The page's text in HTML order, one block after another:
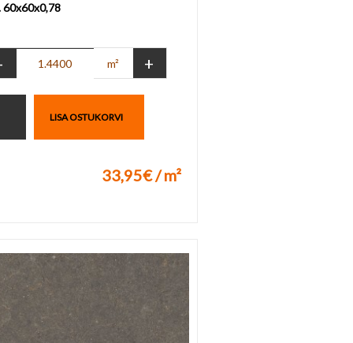
m² +
LISA OSTUKORVI
33,95€ / m²